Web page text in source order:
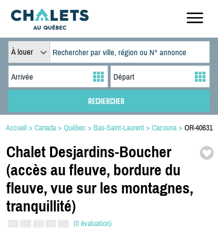
À louer
Accueil > Canada > Québec > Bas-Saint-Laurent > Cacouna > OR-40631
Chalet Desjardins-Boucher
(accès au fleuve, bordure du
fleuve, vue sur les montagnes,
tranquillité)
(0 évaluation)